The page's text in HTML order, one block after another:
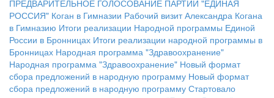
ПРЕДВАРИТЕЛЬНОЕ ГОЛОСОВАНИЕ ПАРТИИ "ЕДИНАЯ
РОССИЯ" Коган в Гимназии Рабочий визит Александра Когана
в Гимназию Итоги реализации Народной программы Единой
России в Бронницах Итоги реализации народной программы в
Бронницах Народная программа "Здравоохранение"
Народная программа "Здравоохранение" Новый формат
сбора предложений в народную программу Новый формат
сбора предложений в народную программу Стартовало